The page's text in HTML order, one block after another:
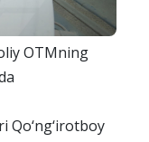
OTMning
Qo‘ng‘irotboy